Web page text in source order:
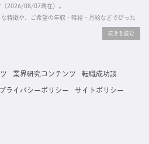
（2026/08/07現在）。
特徴や、ご希望の年収・時給・月給などでぴった
ら寄せられた正規の求人情報です。応募いただい
ーズに転職・復職できます。
業界研究コンテンツ 転職成功談
プライバシーポリシー サイトポリシー